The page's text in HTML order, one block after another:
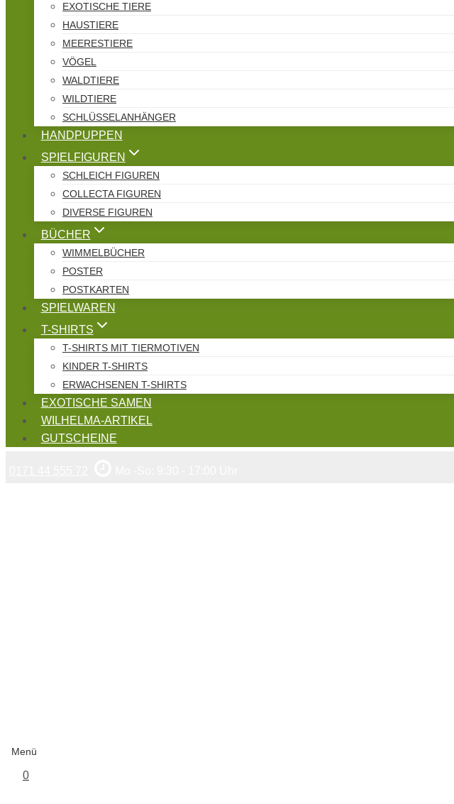
EXOTISCHE TIERE
HAUSTIERE
MEERESTIERE
VÖGEL
WALDTIERE
WILDTIERE
SCHLÜSSELANHÄNGER
HANDPUPPEN
SPIELFIGUREN
SCHLEICH FIGUREN
COLLECTA FIGUREN
DIVERSE FIGUREN
BÜCHER
WIMMELBÜCHER
POSTER
POSTKARTEN
SPIELWAREN
T-SHIRTS
T-SHIRTS MIT TIERMOTIVEN
KINDER T-SHIRTS
ERWACHSENEN T-SHIRTS
EXOTISCHE SAMEN
WILHELMA-ARTIKEL
GUTSCHEINE
Menü
0